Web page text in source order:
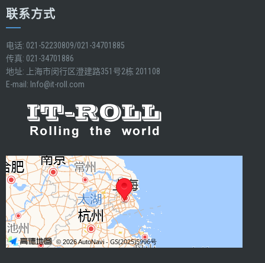
联系方式
电话: 021-52230809/021-34701885
传真: 021-34701886
地址: 上海市闵行区澄建路351号2栋 201108
E-mail: Info@it-roll.com